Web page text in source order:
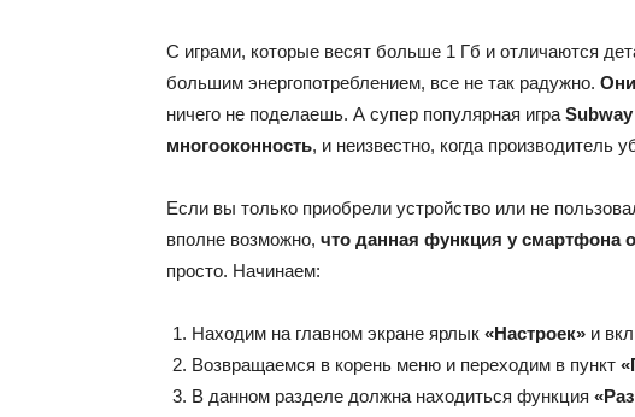
С играми, которые весят больше 1 Гб и отличаются
большим энергопотреблением, все не так радужно.
ничего не поделаешь. А супер популярная игра
многооконность, и неизвестно, когда производитель
Если вы только приобрели устройство или не
вполне возможно, что данная функция у смартфона
просто. Начинаем:
Находим на главном экране ярлык «Настроек» и
Возвращаемся в корень меню и переходим в пункт
В данном разделе должна находиться функция